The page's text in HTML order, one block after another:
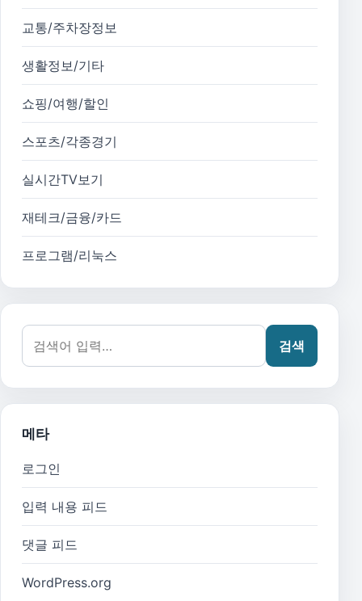
교통/주차장정보
생활정보/기타
쇼핑/여행/할인
스포츠/각종경기
실시간TV보기
재테크/금융/카드
프로그램/리눅스
검색어:
검색
메타
로그인
입력 내용 피드
댓글 피드
WordPress.org